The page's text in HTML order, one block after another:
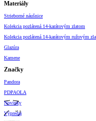
Materiály
Strieborné náušnice
Kolekcia pozlátená 14-karátovým zlatom
Kolekcia pozlátená 14-karátovým ružovým
Glazúra
Kamene
Značky
Pandora
PDPAOLA
Novinky
Výpredaj